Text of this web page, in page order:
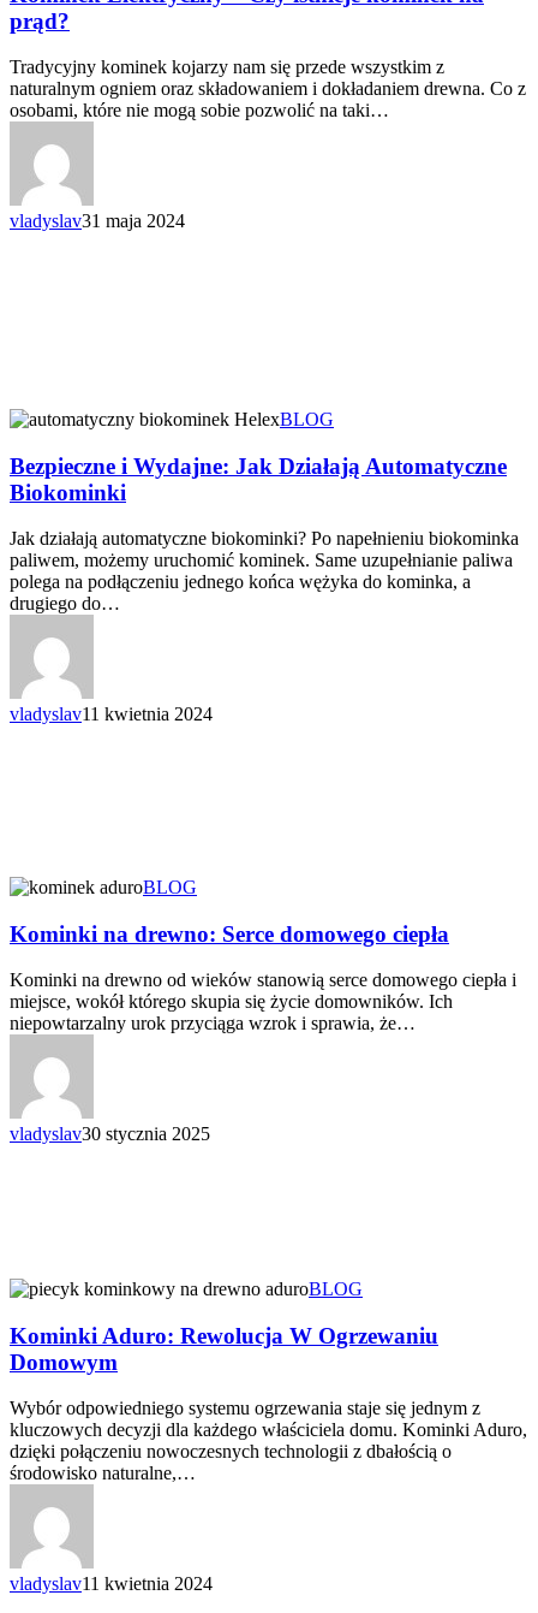
prąd?
Tradycyjny kominek kojarzy nam się przede wszystkim z
naturalnym ogniem oraz składowaniem i dokładaniem drewna. Co z
osobami, które nie mogą sobie pozwolić na taki…
vladyslav31 maja 2024
BLOG
Bezpieczne i Wydajne: Jak Działają Automatyczne
Biokominki
Jak działają automatyczne biokominki? Po napełnieniu biokominka
paliwem, możemy uruchomić kominek. Same uzupełnianie paliwa
polega na podłączeniu jednego końca wężyka do kominka, a
drugiego do…
vladyslav11 kwietnia 2024
BLOG
Kominki na drewno: Serce domowego ciepła
Kominki na drewno od wieków stanowią serce domowego ciepła i
miejsce, wokół którego skupia się życie domowników. Ich
niepowtarzalny urok przyciąga wzrok i sprawia, że…
vladyslav30 stycznia 2025
BLOG
Kominki Aduro: Rewolucja W Ogrzewaniu
Domowym
Wybór odpowiedniego systemu ogrzewania staje się jednym z
kluczowych decyzji dla każdego właściciela domu. Kominki Aduro,
dzięki połączeniu nowoczesnych technologii z dbałością o
środowisko naturalne,…
vladyslav11 kwietnia 2024